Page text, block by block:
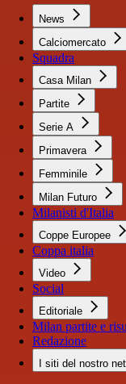
News
Calciomercato
Squadra
Casa Milan
Partite
Serie A
Primavera
Femminile
Milan Futuro
Milanisti d'Italia
Coppe Europee
Coppa italia
Video
Social
Editoriale
Milan partite e
Redazione
I siti del nostro